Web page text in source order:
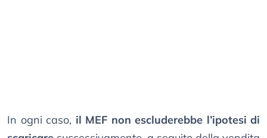
In ogni caso, il MEF non escluderebbe l’ipotesi di